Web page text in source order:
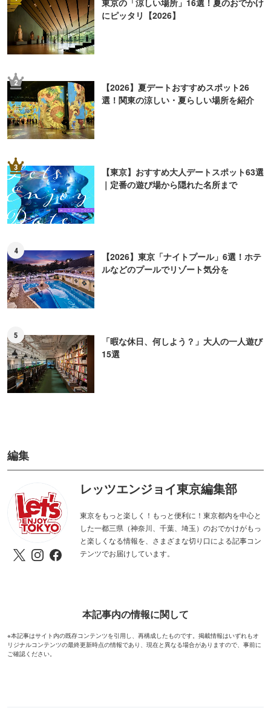
にピッタリ【2026】
2
【2026】夏デートおすすめスポット26
選！関東の涼しい・夏らしい場所を紹介
3
【東京】おすすめ大人デートスポット63選
｜定番の遊び場から隠れた名所まで
4
【2026】東京「ナイトプール」6選！ホテ
ルなどのプールでリゾート気分を
5
「暇な休日、何しよう？」大人の一人遊び
15選
編集
レッツエンジョイ東京編集部
東京をもっと楽しく！もっと便利に！東京都内を中心と
した一都三県（神奈川、千葉、埼玉）のおでかけがもっ
と楽しくなる情報を、さまざまな切り口による記事コン
テンツでお届けしています。
本記事内の情報に関して
※本記事はサイト内の既存コンテンツを引用し、再構成したものです。掲載情報はいずれもオ
リジナルコンテンツの最終更新時点の情報であり、現在と異なる場合がありますので、事前に
ご確認ください。